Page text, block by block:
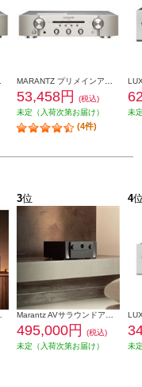
53,458円
(税込)
未定（入荷次第お届け）
(4件)
未
3位
495,000円
(税込)
未定（入荷次第お届け）
4
未